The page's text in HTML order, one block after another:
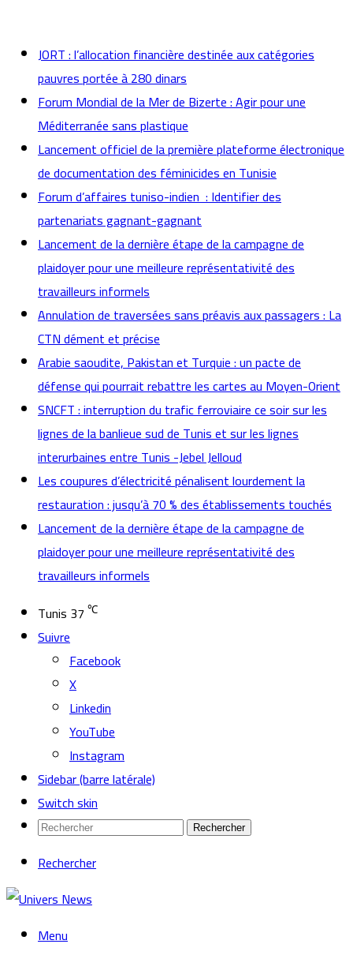
JORT : l’allocation financière destinée aux catégories
pauvres portée à 280 dinars
Forum Mondial de la Mer de Bizerte : Agir pour une
Méditerranée sans plastique
Lancement officiel de la première plateforme électronique
de documentation des féminicides en Tunisie
Forum d’affaires tuniso-indien : Identifier des
partenariats gagnant-gagnant
Lancement de la dernière étape de la campagne de
plaidoyer pour une meilleure représentativité des
travailleurs informels
Annulation de traversées sans préavis aux passagers : La
CTN dément et précise
Arabie saoudite, Pakistan et Turquie : un pacte de
défense qui pourrait rebattre les cartes au Moyen-Orient
SNCFT : interruption du trafic ferroviaire ce soir sur les
lignes de la banlieue sud de Tunis et sur les lignes
interurbaines entre Tunis -Jebel Jelloud
Les coupures d’électricité pénalisent lourdement la
restauration : jusqu’à 70 % des établissements touchés
Lancement de la dernière étape de la campagne de
plaidoyer pour une meilleure représentativité des
travailleurs informels
Tunis 37 ℃
Suivre
Facebook
X
Linkedin
YouTube
Instagram
Sidebar (barre latérale)
Switch skin
Rechercher
Rechercher
Menu